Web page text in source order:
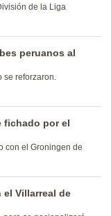
de la Liga
peruanos al
se reforzaron.
fichado por el
con el Groningen de
el Villarreal de